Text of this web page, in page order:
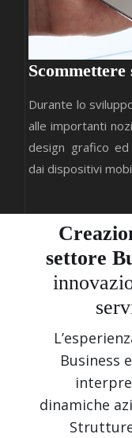
Durante lo
alle importanti
design grafico
dai dispositivi
settore
Business
dinamiche